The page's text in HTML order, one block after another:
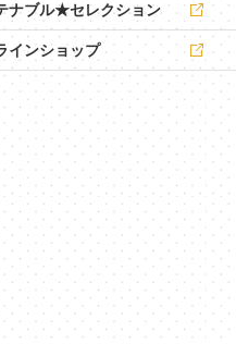
ナブル★セレクション
インショップ